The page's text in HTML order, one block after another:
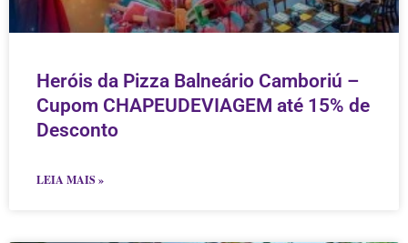
Heróis da Pizza Balneário Camboriú –
Cupom CHAPEUDEVIAGEM até 15% de
Desconto
LEIA MAIS »